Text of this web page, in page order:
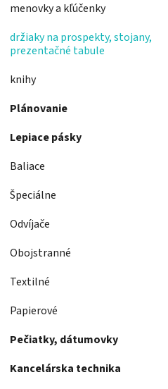
menovky a kľúčenky
držiaky na prospekty, stojany,
prezentačné tabule
knihy
Plánovanie
Lepiace pásky
Baliace
Špeciálne
Odvíjače
Obojstranné
Textilné
Papierové
Pečiatky, dátumovky
Kancelárska technika